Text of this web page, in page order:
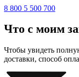
8 800 5 500 700
Что с моим
Чтобы увидеть
доставки, способ